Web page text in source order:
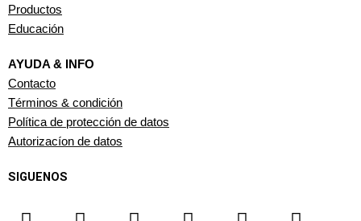
Productos
Educación
AYUDA & INFO
Contacto
Términos & condición
Política de protección de datos
Autorizacíon de datos
SIGUENOS
F
I
T
Y
W
L